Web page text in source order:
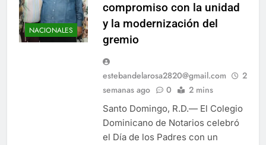
NACIONALES
compromiso con la unidad
y la modernización del
gremio
estebandelarosa2820@gmail.com
2
semanas ago
0 2 mins
Santo Domingo, R.D.— El Colegio
Dominicano de Notarios celebró
el Día de los Padres con un